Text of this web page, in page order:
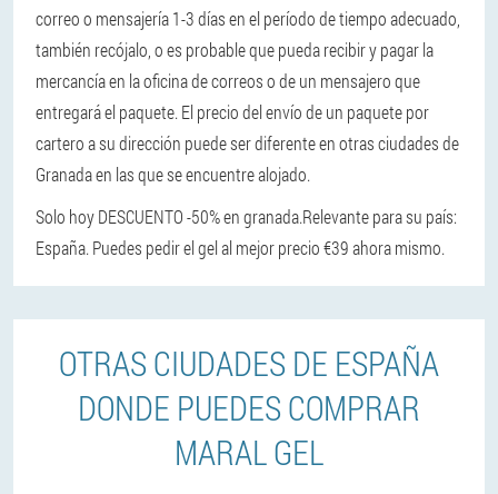
correo o mensajería 1-3 días en el período de tiempo adecuado,
también recójalo, o es probable que pueda recibir y pagar la
mercancía en la oficina de correos o de un mensajero que
entregará el paquete. El precio del envío de un paquete por
cartero a su dirección puede ser diferente en otras ciudades de
Granada en las que se encuentre alojado.
Solo hoy DESCUENTO -50% en granada.Relevante para su país:
España. Puedes pedir el gel al mejor precio €39 ahora mismo.
OTRAS CIUDADES DE ESPAÑA
DONDE PUEDES COMPRAR
MARAL GEL